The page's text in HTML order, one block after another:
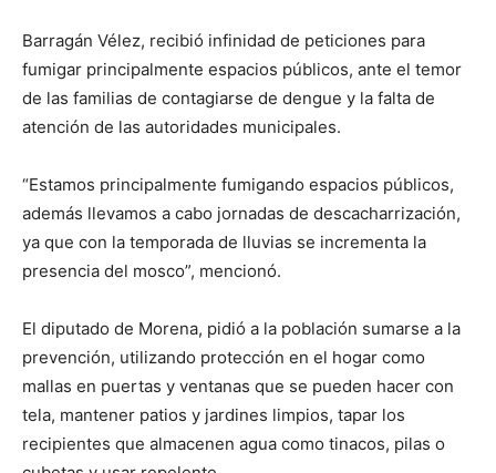
Barragán Vélez, recibió infinidad de peticiones para
fumigar principalmente espacios públicos, ante el temor
de las familias de contagiarse de dengue y la falta de
atención de las autoridades municipales.
“Estamos principalmente fumigando espacios públicos,
además llevamos a cabo jornadas de descacharrización,
ya que con la temporada de lluvias se incrementa la
presencia del mosco”, mencionó.
El diputado de Morena, pidió a la población sumarse a la
prevención, utilizando protección en el hogar como
mallas en puertas y ventanas que se pueden hacer con
tela, mantener patios y jardines limpios, tapar los
recipientes que almacenen agua como tinacos, pilas o